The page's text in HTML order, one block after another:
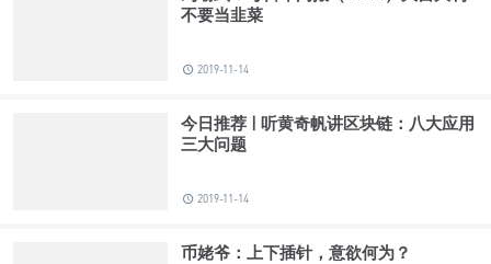
不要当韭菜
2019-11-14
今日推荐 | 听黄奇帆讲区块链：八大应用
三大问题
2019-11-14
币姥爷：上下插针，意欲何为？